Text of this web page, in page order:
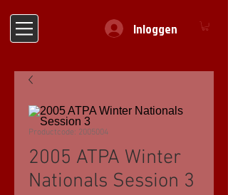
Inloggen
Productcode: 2005004
2005 ATPA Winter
Nationals Session 3